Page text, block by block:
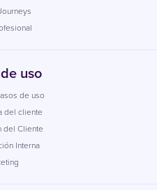
uso
de uso
del cliente
del Cliente
Interna